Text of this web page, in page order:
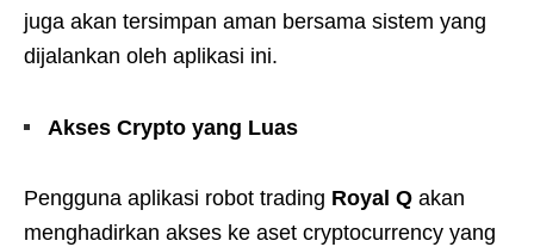
juga akan tersimpan aman bersama sistem yang
dijalankan oleh aplikasi ini.
Akses Crypto yang Luas
Pengguna aplikasi robot trading Royal Q akan
menghadirkan akses ke aset cryptocurrency yang